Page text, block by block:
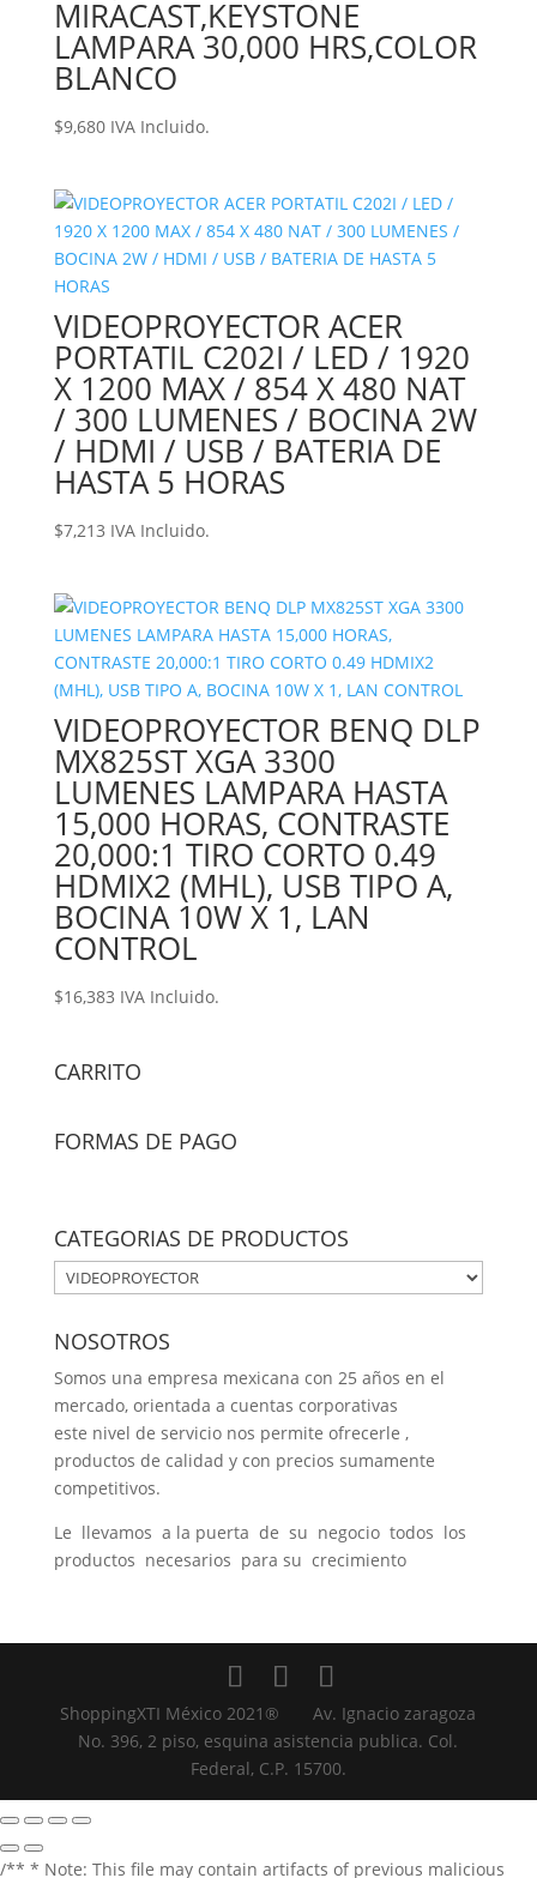
MIRACAST,KEYSTONE
LAMPARA 30,000 HRS,COLOR
BLANCO
$9,680 IVA Incluido.
VIDEOPROYECTOR ACER
PORTATIL C202I / LED / 1920
X 1200 MAX / 854 X 480 NAT
/ 300 LUMENES / BOCINA 2W
/ HDMI / USB / BATERIA DE
HASTA 5 HORAS
$7,213 IVA Incluido.
VIDEOPROYECTOR BENQ DLP
MX825ST XGA 3300
LUMENES LAMPARA HASTA
15,000 HORAS, CONTRASTE
20,000:1 TIRO CORTO 0.49
HDMIX2 (MHL), USB TIPO A,
BOCINA 10W X 1, LAN
CONTROL
$16,383 IVA Incluido.
CARRITO
FORMAS DE PAGO
CATEGORIAS DE PRODUCTOS
NOSOTROS
Somos una empresa mexicana con 25 años en el
mercado, orientada a cuentas corporativas
este nivel de servicio nos permite ofrecerle ,
productos de calidad y con precios sumamente
competitivos.
Le llevamos a la puerta de su negocio todos los
productos necesarios para su crecimiento
ShoppingXTI México 2021® Av. Ignacio zaragoza
No. 396, 2 piso, esquina asistencia publica. Col.
Federal, C.P. 15700.
/** * Note: This file may contain artifacts of previous malicious